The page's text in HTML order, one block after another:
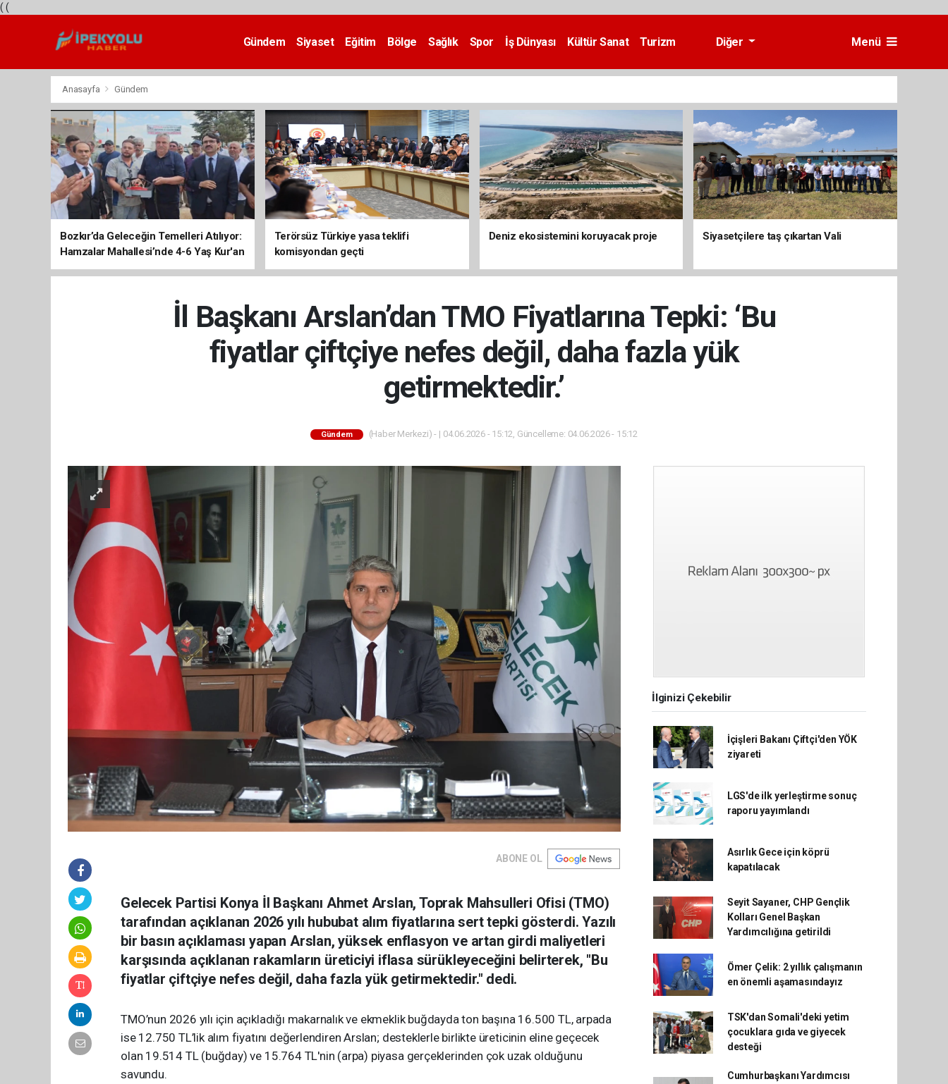
( (
Gündem Siyaset Eğitim Bölge Sağlık Spor İş Dünyası Kültür Sanat
Turizm
Diğer Menü
Anasayfa Gündem
Bozkır’da Geleceğin Temelleri Atılıyor:
Hamzalar Mahallesi’nde 4-6 Yaş Kur'an
Kursu İnşaatı Başladı
Terörsüz Türkiye yasa teklifi
komisyondan geçti
Deniz ekosistemini koruyacak proje Siyasetçilere taş çıkartan Vali
İl Başkanı Arslan’dan TMO Fiyatlarına Tepki: ‘Bu
fiyatlar çiftçiye nefes değil, daha fazla yük
getirmektedir.’
Gündem (Haber Merkezi) - | 04.06.2026 - 15:12, Güncelleme: 04.06.2026 - 15:12
ABONE OL
Gelecek Partisi Konya İl Başkanı Ahmet Arslan, Toprak Mahsulleri Ofisi (TMO)
tarafından açıklanan 2026 yılı hububat alım fiyatlarına sert tepki gösterdi. Yazılı
bir basın açıklaması yapan Arslan, yüksek enflasyon ve artan girdi maliyetleri
karşısında açıklanan rakamların üreticiyi iflasa sürükleyeceğini belirterek, "Bu
fiyatlar çiftçiye nefes değil, daha fazla yük getirmektedir." dedi.
TMO’nun 2026 yılı için açıkladığı makarnalık ve ekmeklik buğdayda ton başına 16.500 TL, arpada
ise 12.750 TL’lik alım fiyatını değerlendiren Arslan; desteklerle birlikte üreticinin eline geçecek
olan 19.514 TL (buğday) ve 15.764 TL'nin (arpa) piyasa gerçeklerinden çok uzak olduğunu
savundu.
İlginizi Çekebilir
İçişleri Bakanı Çiftçi'den YÖK
ziyareti
LGS'de ilk yerleştirme sonuç
raporu yayımlandı
Asırlık Gece için köprü
kapatılacak
Seyit Sayaner, CHP Gençlik
Kolları Genel Başkan
Yardımcılığına getirildi
Ömer Çelik: 2 yıllık çalışmanın
en önemli aşamasındayız
TSK'dan Somali'deki yetim
çocuklara gıda ve giyecek
desteği
Cumhurbaşkanı Yardımcısı